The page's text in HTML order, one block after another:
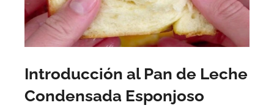
Introducción al Pan de Leche
Condensada Esponjoso